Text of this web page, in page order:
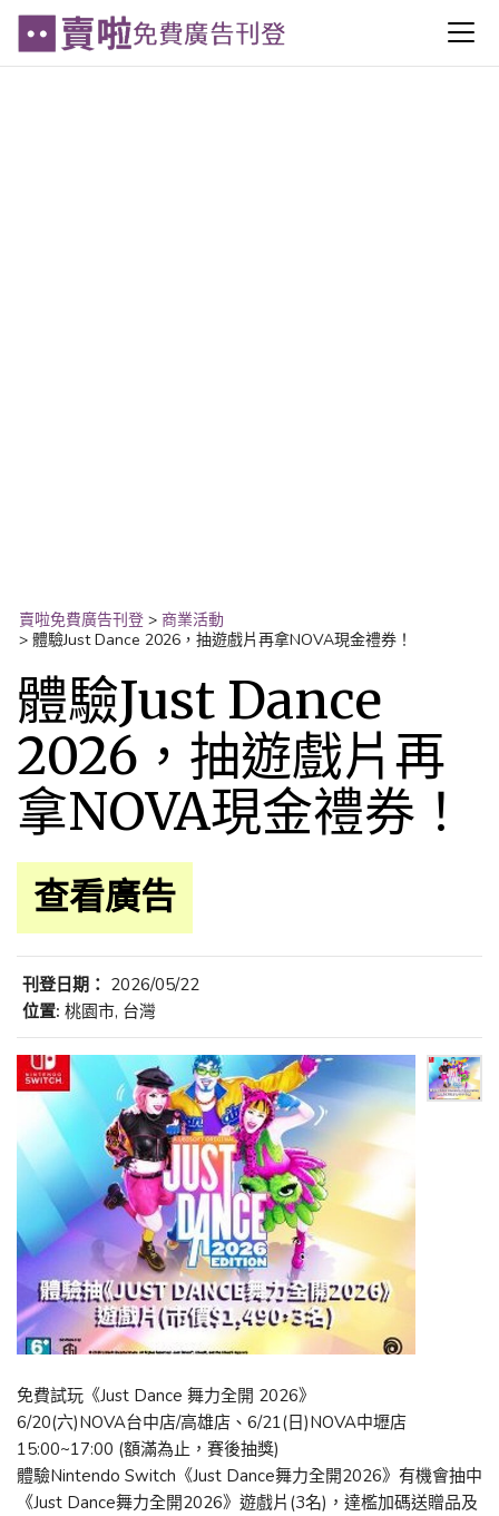
賣啦免費廣告刊登 > 商業活動
> 體驗Just Dance 2026，抽遊戲片再拿NOVA現金禮券！
體驗Just Dance
2026，抽遊戲片再
拿NOVA現金禮券！
查看廣告
刊登日期： 2026/05/22
位置: 桃園市, 台灣
免費試玩《Just Dance 舞力全開 2026》
6/20(六)NOVA台中店/高雄店、6/21(日)NOVA中壢店
15:00~17:00 (額滿為止，賽後抽獎)
體驗Nintendo Switch《Just Dance舞力全開2026》有機會抽中
《Just Dance舞力全開2026》遊戲片(3名)，達檻加碼送贈品及